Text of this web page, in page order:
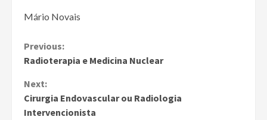
Mário Novais
Continue
Reading
Previous:
Radioterapia e Medicina Nuclear
Next:
Cirurgia Endovascular ou Radiologia
Intervencionista